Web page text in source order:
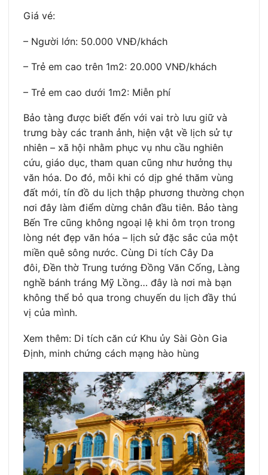
Giá vé:
– Người lớn: 50.000 VNĐ/khách
– Trẻ em cao trên 1m2: 20.000 VNĐ/khách
– Trẻ em cao dưới 1m2: Miễn phí
Bảo tàng được biết đến với vai trò lưu giữ và
trưng bày các tranh ảnh, hiện vật về lịch sử tự
nhiên – xã hội nhằm phục vụ nhu cầu nghiên
cứu, giáo dục, tham quan cũng như hưởng thụ
văn hóa. Do đó, mỗi khi có dịp ghé thăm vùng
đất mới, tín đồ du lịch thập phương thường chọn
nơi đây làm điểm dừng chân đầu tiên. Bảo tàng
Bến Tre cũng không ngoại lệ khi ôm trọn trong
lòng nét đẹp văn hóa – lịch sử đặc sắc của một
miền quê sông nước. Cùng Di tích Cây Da
đôi, Đền thờ Trung tướng Đồng Văn Cống, Làng
nghề bánh tráng Mỹ Lồng… đây là nơi mà bạn
không thể bỏ qua trong chuyến du lịch đầy thú
vị của mình.
Xem thêm: Di tích căn cứ Khu ủy Sài Gòn Gia
Định, minh chứng cách mạng hào hùng